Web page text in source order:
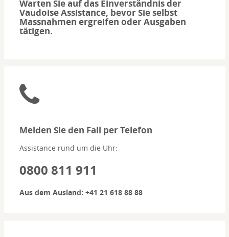
Warten Sie auf das Einverständnis der
Vaudoise Assistance, bevor Sie selbst
Massnahmen ergreifen oder Ausgaben
tätigen.
Melden Sie den Fall per Telefon
Assistance rund um die Uhr:
0800 811 911
Aus dem Ausland: +41 21 618 88 88